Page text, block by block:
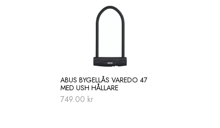
ABUS BYGELLÅS VAREDO 47
MED USH HÅLLARE
749.00 kr